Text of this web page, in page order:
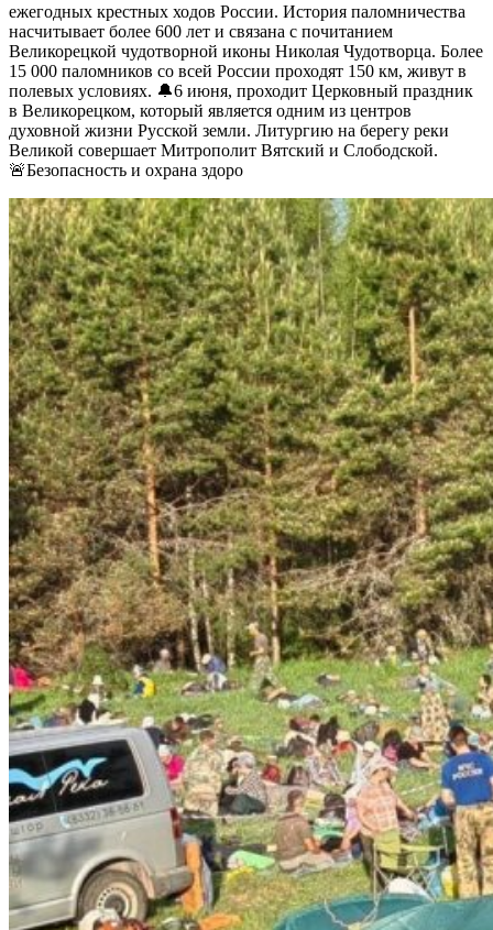
ежегодных крестных ходов России. История паломничества
насчитывает более 600 лет и связана с почитанием
Великорецкой чудотворной иконы Николая Чудотворца. Более
15 000 паломников со всей России проходят 150 км, живут в
полевых условиях. 🔔6 июня, проходит Церковный праздник
в Великорецком, который является одним из центров
духовной жизни Русской земли. Литургию на берегу реки
Великой совершает Митрополит Вятский и Слободской.
🚨Безопасность и охрана здоро